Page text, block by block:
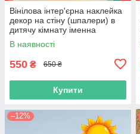
Вінілова інтер'єрна наклейка
декор на стіну (шпалери) в
дитячу кімнату іменна
"Ведмедик" з Оракалу
В наявності
550 ₴ 650 ₴
Купити
–12%